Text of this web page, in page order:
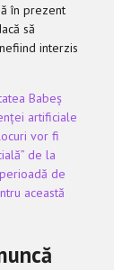
în prezent
să
interzis
Babeș
artificiale
vor fi
de la
de
această